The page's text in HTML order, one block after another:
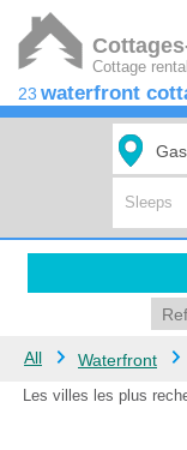
Cottage
23 waterfront
All Waterfront
Les villes les plus